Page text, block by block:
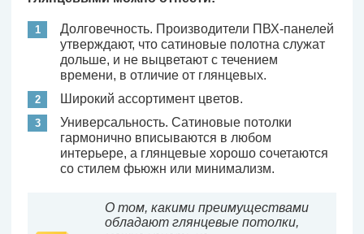
Долговечность. Производители ПВХ-панелей
утверждают, что сатиновые полотна служат
дольше, и не выцветают с течением
времени, в отличие от глянцевых.
Широкий ассортимент цветов.
Универсальность. Сатиновые потолки
гармонично вписываются в любом
интерьере, а глянцевые хорошо сочетаются
со стилем фьюжн или минимализм.
О том, какими преимуществами
обладают глянцевые потолки,